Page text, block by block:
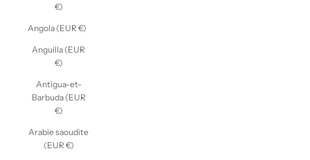
€)
Angola (EUR €)
Anguilla (EUR
€)
Antigua-et-
Barbuda (EUR
€)
Arabie saoudite
(EUR €)